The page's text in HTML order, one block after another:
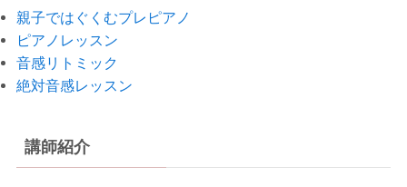
親子ではぐくむプレピアノ
ピアノレッスン
音感リトミック
絶対音感レッスン
講師紹介